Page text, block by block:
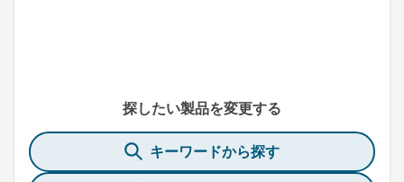
探したい製品を変更する
キーワードから探す